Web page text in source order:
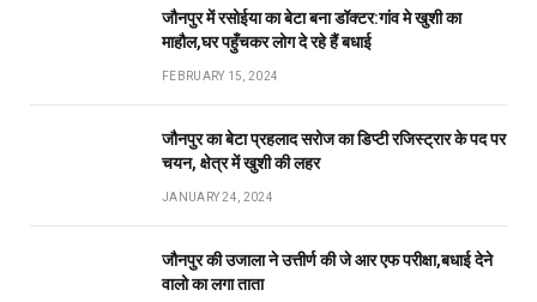
जौनपुर में रसोईया का बेटा बना डॉक्टर:गांव मे खुशी का
माहौल,घर पहुँचकर लोग दे रहे हैं बधाई
FEBRUARY 15, 2024
जौनपुर का बेटा प्रहलाद सरोज का डिप्टी रजिस्ट्रार के पद पर
चयन, क्षेत्र में खुशी की लहर
JANUARY 24, 2024
जौनपुर की उजाला ने उत्तीर्ण की जे आर एफ परीक्षा,बधाई देने
वालो का लगा ताता